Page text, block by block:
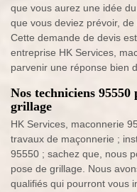
que vous aurez une idée
que vous deviez prévoir,
Cette demande de devis
entreprise HK Services,
parvenir une réponse bien
Nos techniciens 95550
grillage
HK Services, maconnerie
travaux de maçonnerie ;
95550 ; sachez que, nous
pose de grillage. Nous
qualifiés qui pourront vous